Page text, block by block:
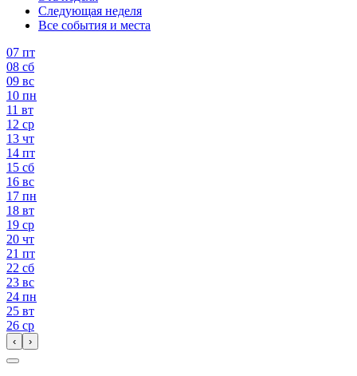
Следующая неделя
Все события и места
07 пт
08 сб
09 вс
10 пн
11 вт
12 ср
13 чт
14 пт
15 сб
16 вс
17 пн
18 вт
19 ср
20 чт
21 пт
22 сб
23 вс
24 пн
25 вт
26 ср
‹ ›